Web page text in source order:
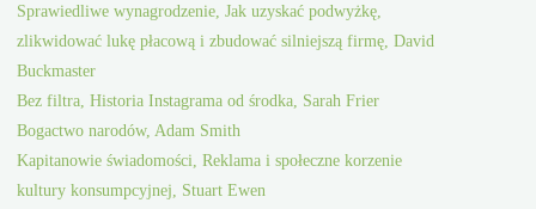
Sprawiedliwe wynagrodzenie, Jak uzyskać podwyżkę,
zlikwidować lukę płacową i zbudować silniejszą firmę, David
Buckmaster
Bez filtra, Historia Instagrama od środka, Sarah Frier
Bogactwo narodów, Adam Smith
Kapitanowie świadomości, Reklama i społeczne korzenie
kultury konsumpcyjnej, Stuart Ewen